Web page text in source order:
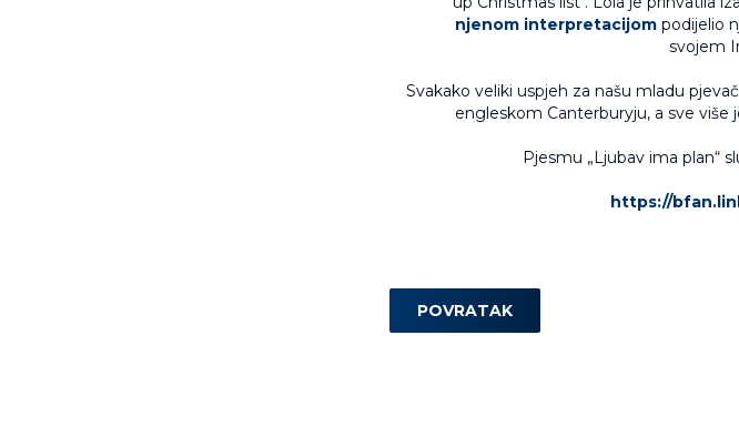
njenom interpretacijom podijelio
svojem
Svakako veliki uspjeh za našu mladu
engleskom Canterburyju, a sve više
Pjesmu „Ljubav ima plan“
https://
POVRATAK